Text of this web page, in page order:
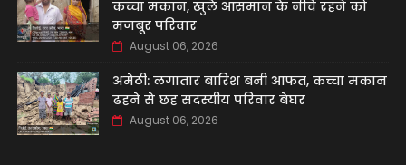
कच्चा मकान, खुले आसमान के नीचे रहने को
मजबूर परिवार
August 06, 2026
अमेठी: लगातार बारिश बनी आफत, कच्चा मकान
ढहने से छह सदस्यीय परिवार बेघर
August 06, 2026